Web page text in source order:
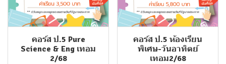
คอร์ส ป.5 Pure
Science & Eng เทอม
2/68
คอร์ส ป.5 ห้องเรียน
พิเศษ-วันอาทิตย์
เทอม2/68